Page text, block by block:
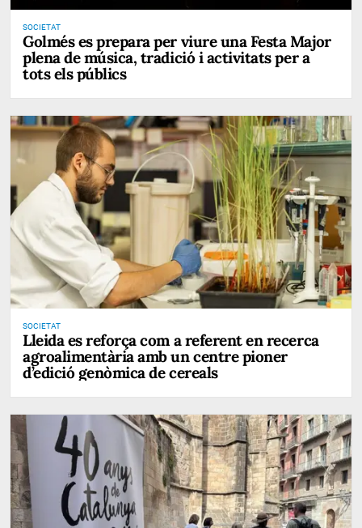
SOCIETAT
Golmés es prepara per viure una Festa Major
plena de música, tradició i activitats per a
tots els públics
SOCIETAT
Lleida es reforça com a referent en recerca
agroalimentària amb un centre pioner
d’edició genòmica de cereals